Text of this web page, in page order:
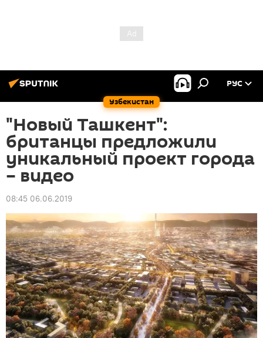
Узбекистан
РУС
"Новый Ташкент":
британцы предложили
уникальный проект города
– видео
08:45 06.06.2019